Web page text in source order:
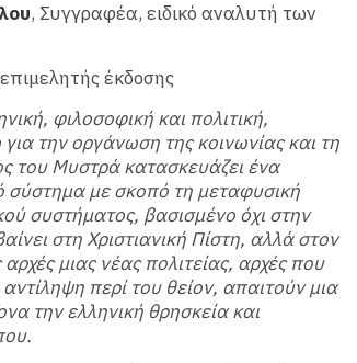
, Συγγραφέα, ειδικό αναλυτή των
έκδοσης
φιλοσοφική και πολιτική,
την οργάνωση της κοινωνίας και τη
του Μυστρά κατασκευάζει ένα
σύστημα με σκοπό τη μεταφυσική
συστήματος, βασισμένο όχι στην
στη Χριστιανική Πίστη, αλλά στον
αρχές μιας νέας πολιτείας, αρχές που
περί του θείον, απαιτούν μια
την ελληνική θρησκεία και